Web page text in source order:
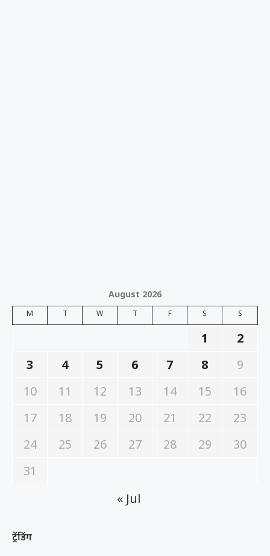
August 2026
M T W T F S S
1
2
3
4 5 6 7 8
9
10
11 12 13 14 15
16
17
18 19 20 21 22
23
24
25 26 27 28 29
30
31
« Jul
ट्रेंडिंग